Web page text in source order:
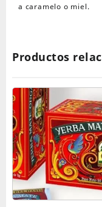
a caramelo o miel.
Productos